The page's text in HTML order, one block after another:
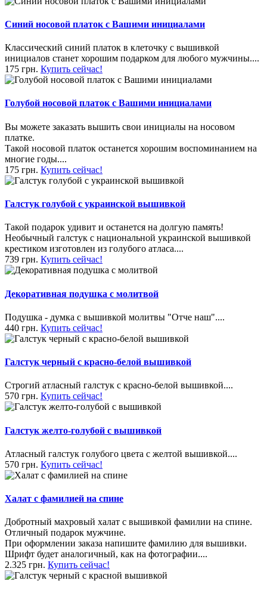
Синий носовой платок с Вашими инициалами
Классический синий платок в клеточку с вышивкой
инициалов станет хорошим подарком для любого мужчины....
175 грн. Купить сейчас!
Голубой носовой платок с Вашими инициалами
Вы можете заказать вышить свои инициалы на носовом
платке.
Такой носовой платок останется хорошим воспоминанием на
многие годы....
175 грн. Купить сейчас!
Галстук голубой с украинской вышивкой
Такой подарок удивит и останется на долгую память!
Необычный галстук с национальной украинской вышивкой
крестиком изготовлен из голубого атласа....
739 грн. Купить сейчас!
Декоративная подушка с молитвой
Подушка - думка с вышивкой молитвы "Отче наш"....
440 грн. Купить сейчас!
Галстук черный с красно-белой вышивкой
Строгий атласный галстук с красно-белой вышивкой....
570 грн. Купить сейчас!
Галстук желто-голубой с вышивкой
Атласный галстук голубого цвета с желтой вышивкой....
570 грн. Купить сейчас!
Халат с фамилией на спине
Добротный махровый халат с вышивкой фамилии на спине.
Отличный подарок мужчине.
При оформлении заказа напишите фамилию для вышивки.
Шрифт будет аналогичный, как на фотографии....
2.325 грн. Купить сейчас!